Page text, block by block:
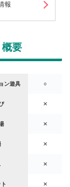
報
要
ン遊具 ○
✕
✕
✕
✕
✕